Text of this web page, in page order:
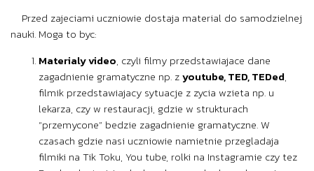
Przed zajeciami uczniowie dostaja material do samodzielnej
nauki. Moga to byc:
Materialy video, czyli filmy przedstawiajace dane
zagadnienie gramatyczne np. zyoutube, TED, TEDed,
filmik przedstawiajacy sytuacje z zycia wzieta np. u
lekarza, czy w restauracji, gdzie w strukturach
“przemycone” bedzie zagadnienie gramatyczne. W
czasach gdzie nasi uczniowie namietnie przegladaja
filmiki na Tik Toku, You tube, rolki na Instagramie czy tez